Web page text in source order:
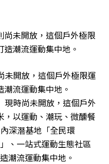
未開放，這個戶外極限運
流運動集中地。
現時尚未開放，這個戶外
，以運動、潮玩、微醺餐
深潛基地「全民環
、一站式運動生態社區
潮流運動集中地。